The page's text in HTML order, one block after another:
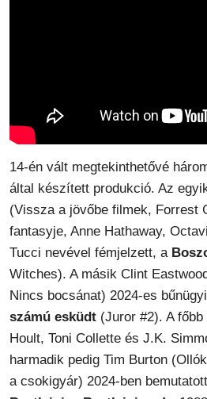
14-én vált megtekinthetővé
által készített produkció. Az
(Vissza a jövőbe filmek, Forrest
fantasyje, Anne Hathaway,
Tucci nevével fémjelzett, a
Witches). A másik Clint
Nincs bocsánat) 2024-es
számú esküdt (Juror #2). A
Hoult, Toni Collette és J.K.
harmadik pedig Tim Burton
a csokigyár) 2024-ben